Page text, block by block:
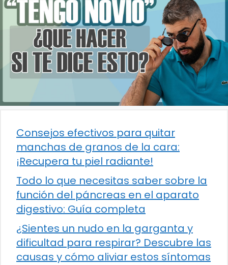
Consejos efectivos para quitar
manchas de granos de la cara:
¡Recupera tu piel radiante!
Todo lo que necesitas saber sobre la
función del páncreas en el aparato
digestivo: Guía completa
¿Sientes un nudo en la garganta y
dificultad para respirar? Descubre las
causas y cómo aliviar estos síntomas